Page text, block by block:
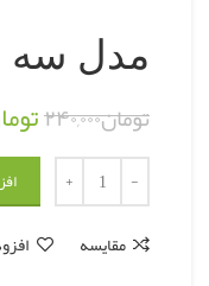
مدل سه
تومان۲۴۰,۰۰۰
مقایسه